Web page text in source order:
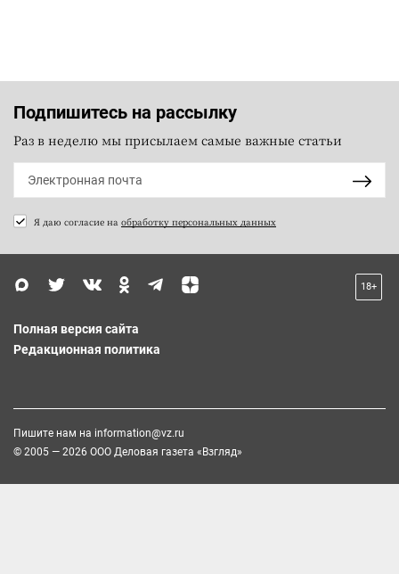
Подпишитесь на рассылку
Раз в неделю мы присылаем самые важные статьи
Я даю согласие на обработку персональных данных
18+
Полная версия сайта
Редакционная политика
Пишите нам на information@vz.ru
© 2005 — 2026 ООО Деловая газета «Взгляд»